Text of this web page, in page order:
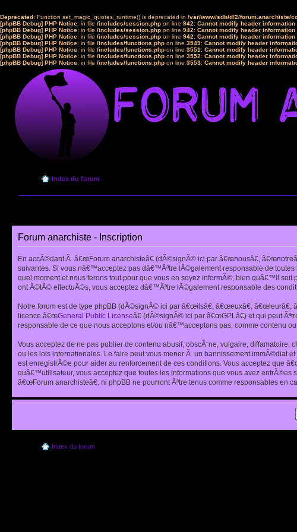
Deprecated: Function set_magic_quotes_runtime() is deprecated in /var/www/sdb/d/2/forum.anarchiste/
[phpBB Debug] PHP Notice: in file /includes/session.php on line 942: Cannot modify header
[phpBB Debug] PHP Notice: in file /includes/session.php on line 942: Cannot modify header
[phpBB Debug] PHP Notice: in file /includes/session.php on line 942: Cannot modify header
[phpBB Debug] PHP Notice: in file /includes/functions.php on line 3549: Cannot modify header
[phpBB Debug] PHP Notice: in file /includes/functions.php on line 3551: Cannot modify header
[phpBB Debug] PHP Notice: in file /includes/functions.php on line 3552: Cannot modify header
[phpBB Debug] PHP Notice: in file /includes/functions.php on line 3553: Cannot modify header
Index du forum
Forum anarchiste - Inscription
En accÃ©dant Ã â€œForum anarchisteâ€ (dÃ©signÃ© ici par â€œnousâ€,
suivantes. Si vous nâ€™acceptez pas dâ€™Ãªtre lÃ©galement responsable de
quel moment et nous ferons tout pour que vous en soyez informÃ©, bien quâ€™il
ont Ã©tÃ© effectuÃ©s, vous acceptez dâ€™Ãªtre lÃ©galement responsable des
Notre forum est de type phpBB (dÃ©signÃ© ici par â€œilsâ€, â€œeuxâ€,
licence â€œGeneral Public Licenseâ€ (dÃ©signÃ© ici par â€œGPLâ€) et qui peut
responsable de ce que nous acceptons et/ou nâ€™acceptons pas, comme contenu
Vous acceptez de ne pas publier de contenu abusif, obscÃ¨ne, vulgaire,
ou les lois internationales. Le faire peut vous mener Ã un bannissement immÃ©diat
est enregistrÃ©e pour aider au renforcement de ces conditions. Vous acceptez que
quâ€™utilisateur, vous acceptez que toutes les informations que vous avez
â€œForum anarchisteâ€, ni phpBB ne pourront Ãªtre tenus comme responsables en
Index du forum